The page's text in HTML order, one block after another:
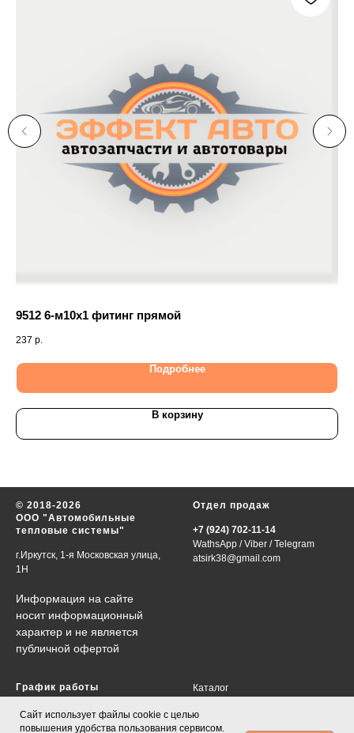
9512 6-м10х1 фитинг прямой
237 р.
Подробнее
В корзину
© 2018-2026
ООО "Автомобильные
тепловые системы"
г.Иркутск, 1-я Московская улица,
1Н
Информация на сайте
носит информационный
характер и не является
публичной офертой
Отдел продаж
+7 (924) 702-11-14
WathsApp /Viber /Telegram
atsirk38@gmail.com
График работы
в будни 09:00-18:00
сб., вс., праздничные дни-
Каталог
Контакты
О нас
Сайт использует файлы cookie с целью
повышения удобства пользования сервисом.